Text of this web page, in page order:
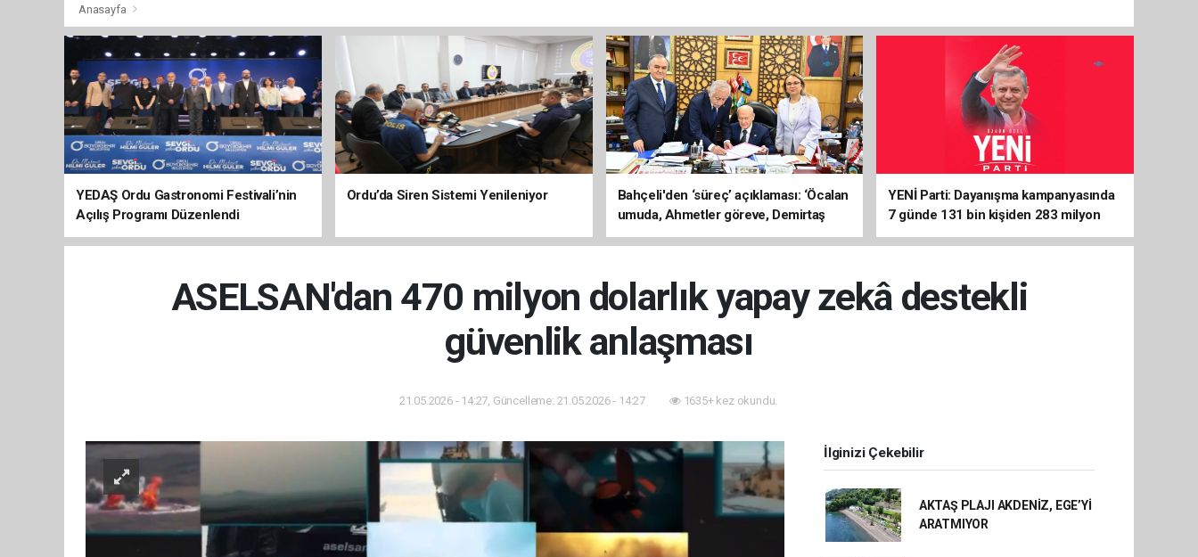
Anasayfa
YEDAŞ Ordu Gastronomi Festivali’nin
Açılış Programı Düzenlendi
Ordu’da Siren Sistemi Yenileniyor
Bahçeli'den ‘süreç’ açıklaması: ‘Öcalan
umuda, Ahmetler göreve, Demirtaş
evine dönmeli’
YENİ Parti: Dayanışma kampanyasında
7 günde 131 bin kişiden 283 milyon
liralık destek
ASELSAN'dan 470 milyon dolarlık yapay zekâ destekli
güvenlik anlaşması
21.05.2026 - 14:27, Güncelleme: 21.05.2026 - 14:27 1635+ kez okundu.
İlginizi Çekebilir
AKTAŞ PLAJI AKDENİZ, EGE’Yİ
ARATMIYOR